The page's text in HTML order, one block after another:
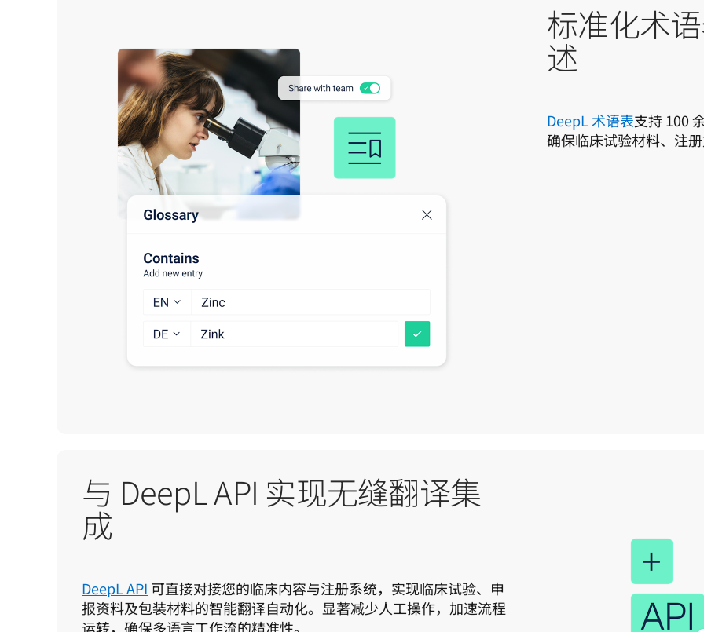
标准化术
述
DeepL 术语表支持 100
确保临床试验材料、注
与 DeepL API 实现无缝翻译集
成
DeepL API 可直接对接您的临床内容与注册系统，实现临床试验、申
报资料及包装材料的智能翻译自动化。显著减少人工操作，加速流程
运转，确保多语言工作流的精准性。